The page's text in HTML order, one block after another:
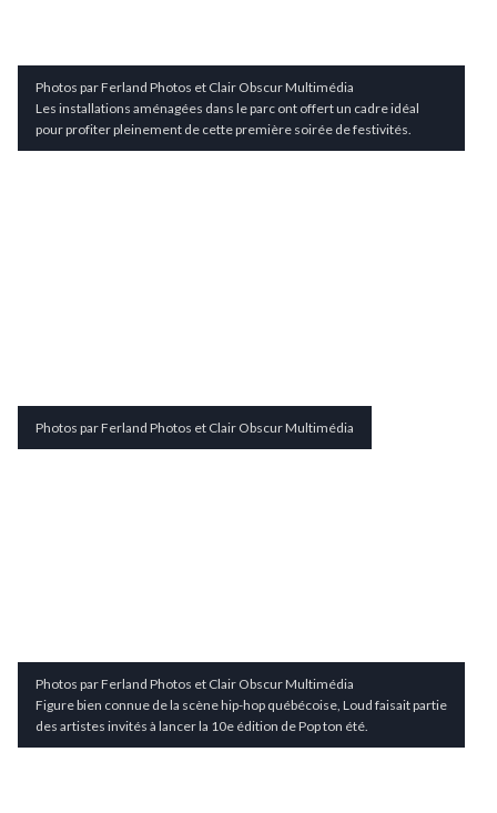
Photos par Ferland Photos et Clair Obscur Multimédia
Les installations aménagées dans le parc ont offert un cadre idéal
pour profiter pleinement de cette première soirée de festivités.
Photos par Ferland Photos et Clair Obscur Multimédia
Photos par Ferland Photos et Clair Obscur Multimédia
Figure bien connue de la scène hip-hop québécoise, Loud faisait partie
des artistes invités à lancer la 10e édition de Pop ton été.